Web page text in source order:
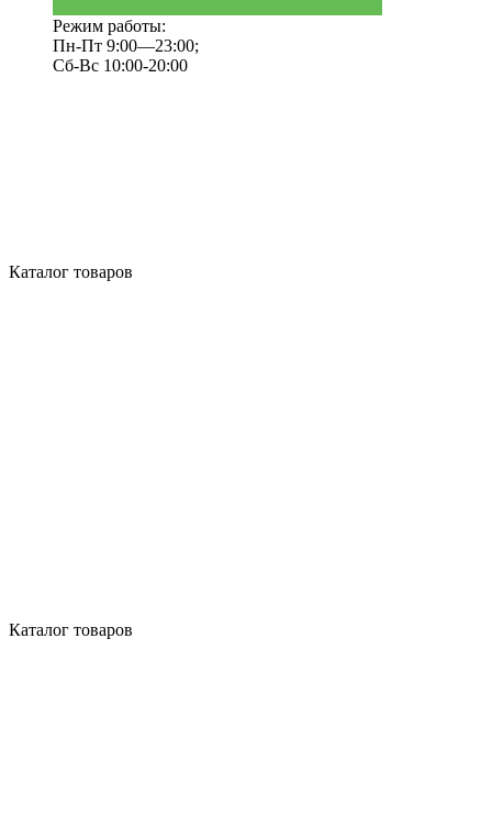
Режим работы:
Пн-Пт 9:00—23:00;
Сб-Вс 10:00-20:00
Каталог товаров
Каталог товаров